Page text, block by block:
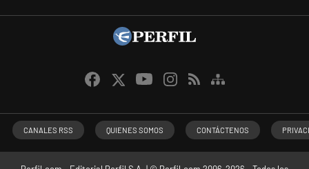
CANALES RSS QUIENES SOMOS CONTÁCTENOS